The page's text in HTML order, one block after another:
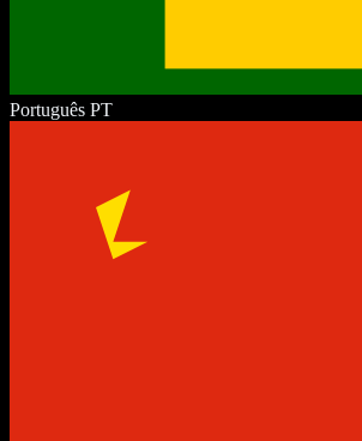
Português PT